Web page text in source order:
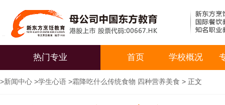
热门专业 首页 学校概况
>新闻中心 >学生心语 >霜降吃什么传统食物 四种营养美食 > 正文